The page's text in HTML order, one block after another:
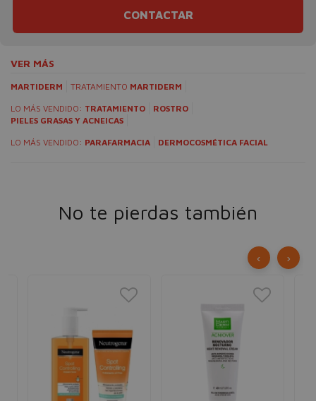
CONTACTAR
VER MÁS
MARTIDERM TRATAMIENTO MARTIDERM
LO MÁS VENDIDO: TRATAMIENTO
ROSTRO
PIELES GRASAS Y ACNEICAS
LO MÁS VENDIDO: PARAFARMACIA DERMOCOSMÉTICA FACIAL
No te pierdas también
‹ ›